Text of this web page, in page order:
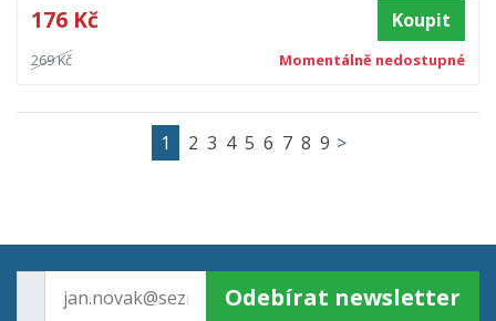
176 Kč Koupit
269 Kč Momentálně nedostupné
1 2 3 4 5 6 7 8 9 >
Odebírat newsletter